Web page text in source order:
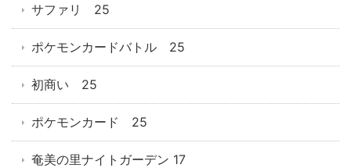
サファリ 25
ポケモンカードバトル 25
初商い 25
ポケモンカード 25
奄美の里ナイトガーデン 17